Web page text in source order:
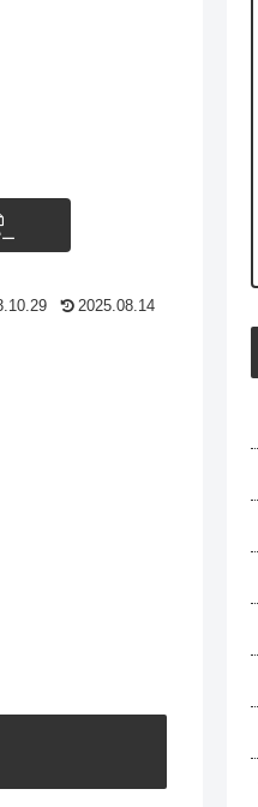
2025.08.14